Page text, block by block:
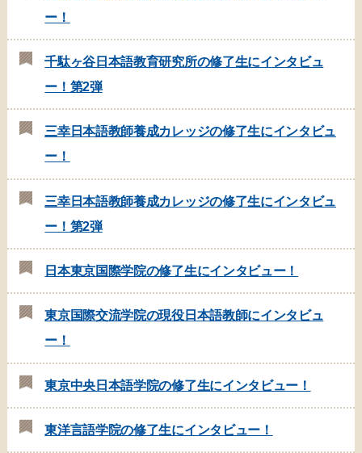
ー！
千駄ヶ谷日本語教育研究所の修了生にインタビュ
ー！第2弾
三幸日本語教師養成カレッジの修了生にインタビュ
ー！
三幸日本語教師養成カレッジの修了生にインタビュ
ー！第2弾
日本東京国際学院の修了生にインタビュー！
東京国際交流学院の現役日本語教師にインタビュ
ー！
東京中央日本語学院の修了生にインタビュー！
東洋言語学院の修了生にインタビュー！